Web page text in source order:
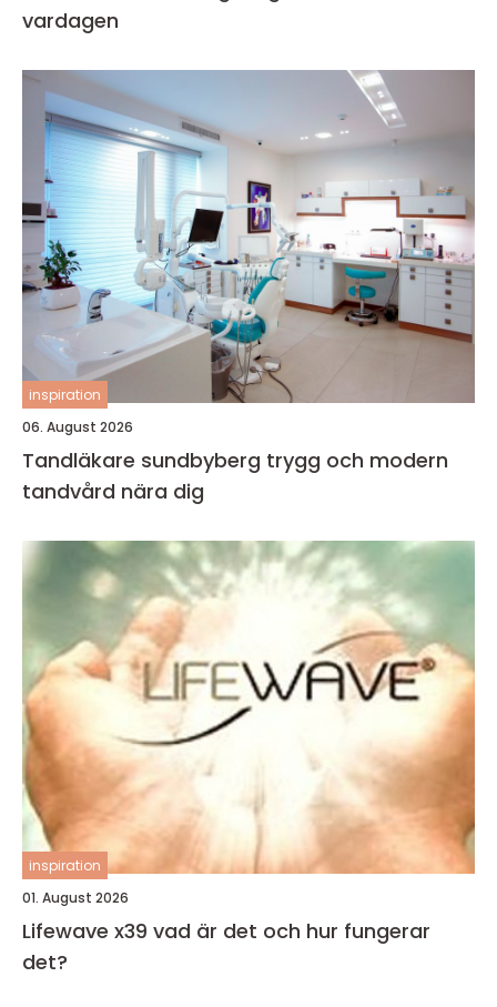
vardagen
inspiration
06. August 2026
Tandläkare sundbyberg trygg och modern
tandvård nära dig
inspiration
01. August 2026
Lifewave x39 vad är det och hur fungerar
det?